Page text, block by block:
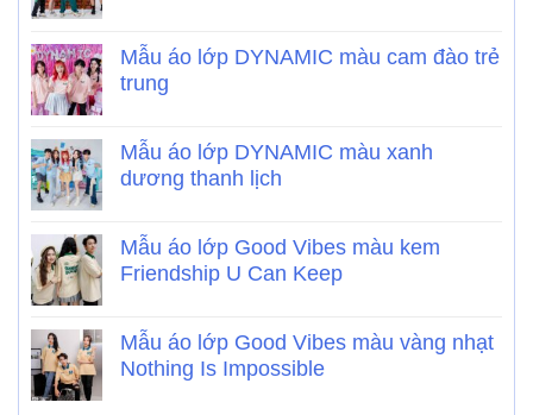
Mẫu áo lớp DYNAMIC màu cam đào trẻ
trung
Mẫu áo lớp DYNAMIC màu xanh
dương thanh lịch
Mẫu áo lớp Good Vibes màu kem
Friendship U Can Keep
Mẫu áo lớp Good Vibes màu vàng nhạt
Nothing Is Impossible